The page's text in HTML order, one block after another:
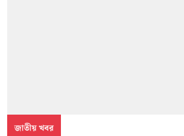
জাতীয় খবর